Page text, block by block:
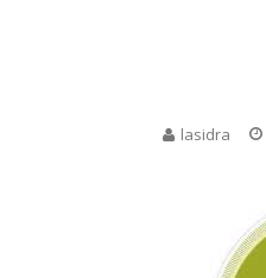
lasidra